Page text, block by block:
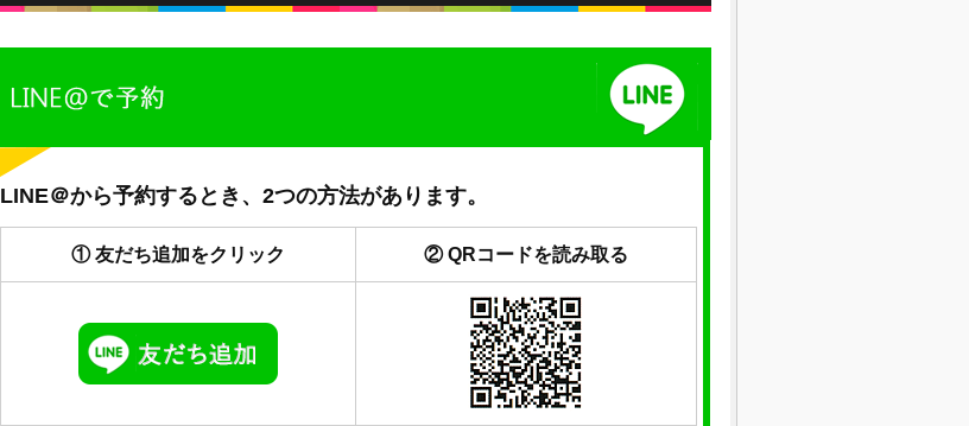
LINE＠から予約するとき、2つの方法があります。
① 友だち追加をクリック ② QRコードを読み取る